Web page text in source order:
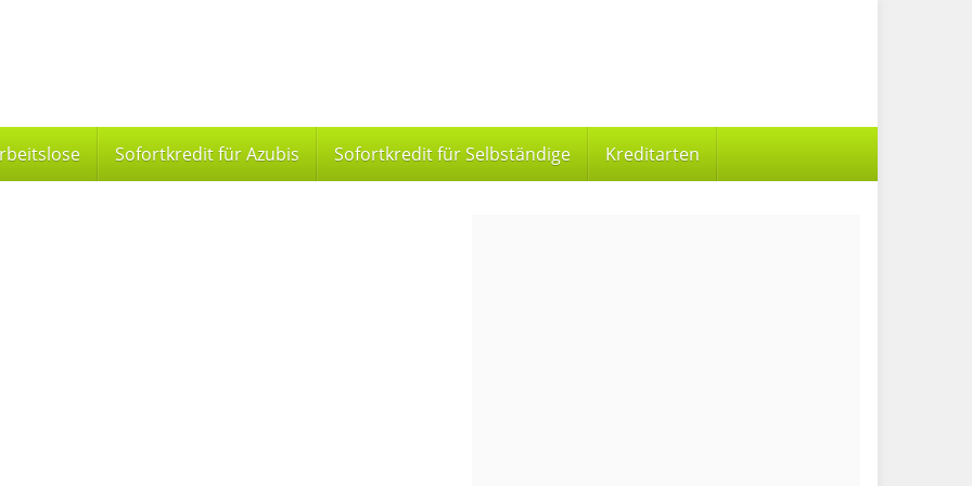
Sofortkredit für Azubis Sofortkredit für Selbständige Kreditarten